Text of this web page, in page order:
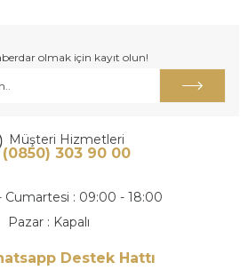
olmak için kayıt olun!
Müşteri Hizmetleri
(0850) 303 90 00
Cumartesi : 09:00 - 18:00
Pazar : Kapalı
Destek Hattı